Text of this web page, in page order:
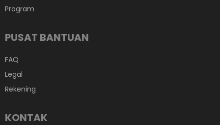
Program
PUSAT BANTUAN
FAQ
Legal
Rekening
KONTAK